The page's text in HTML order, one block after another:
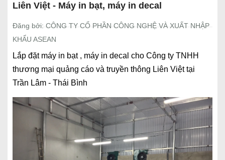
Liên Việt - Máy in bạt, máy in decal
Đăng bởi: CÔNG TY CỔ PHẦN CÔNG NGHỆ VÀ XUẤT NHẬP
KHẨU ASEAN
Lắp đặt máy in bạt , máy in decal cho Công ty TNHH
thương mại quảng cáo và truyền thông Liên Việt tại
Trần Lâm - Thái Bình